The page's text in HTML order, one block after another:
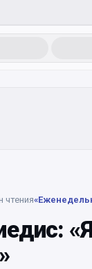
чтения